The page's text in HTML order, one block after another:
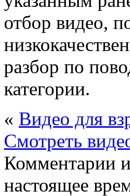
отбор видео,
разбор по
категории.
« Видео для
Смотреть
Комментарии
настоящее